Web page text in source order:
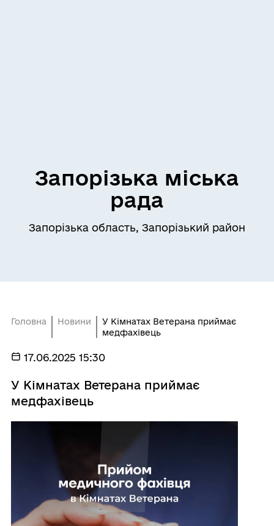
Запорізька міська
рада
Запорізька область, Запорізький район
Головна Новини
У Кімнатах Ветерана приймає
медфахівець
17.06.2025 15:30
У Кімнатах Ветерана приймає
медфахівець